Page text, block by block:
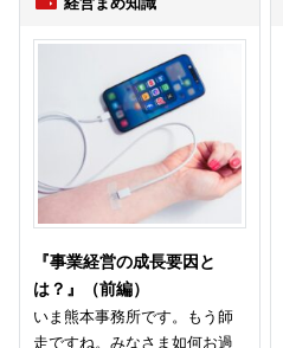
『事業経営の成長要因と
は？』（前編）
いま熊本事務所です。もう師
走ですね。みなさま如何お過